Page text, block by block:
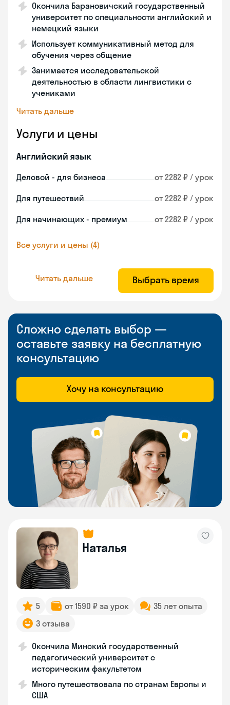
Окончила Барановичский государственный
университет по специальности английский и
немецкий языки
Использует коммуникативный метод для
обучения через общение
Занимается исследовательской
деятельностью в области лингвистики с
учениками
Читать дальше
Услуги и цены
Английский язык
Деловой - для бизнеса от 2282 ₽ / урок
Для путешествий от 2282 ₽ / урок
Для начинающих - премиум от 2282 ₽ / урок
Все услуги и цены (4)
Читать дальше Выбрать время
Сложно сделать выбор —
оставьте заявку на бесплатную
консультацию
Хочу на консультацию
Наталья
5 от 1590 ₽ за урок
35 лет опыта
3 отзыва
Окончила Минский государственный
педагогический университет с
историческим факультетом
Много путешествовала по странам Европы и
США